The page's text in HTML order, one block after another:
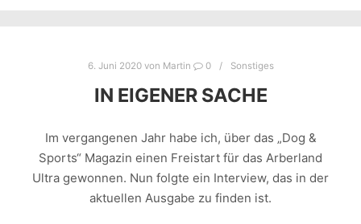
6. Juni 2020von Martin 0 Sonstiges
IN EIGENER SACHE
Im vergangenen Jahr habe ich, über das „Dog &
Sports“ Magazin einen Freistart für das Arberland
Ultra gewonnen. Nun folgte ein Interview, das in der
aktuellen Ausgabe zu finden ist.